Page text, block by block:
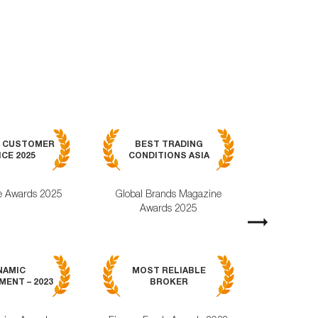
CUSTOMER
2025
Awards 2025
BEST TRADING
CONDITIONS ASIA
Global Brands Magazine
Awards 2025
– 2023
MOST RELIABLE
BROKER
Next